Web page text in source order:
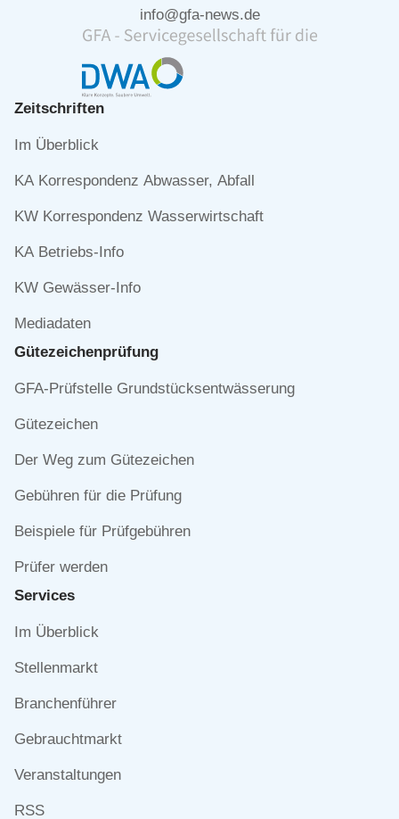
info@gfa-news.de
Zeitschriften
Navigation
Im Überblick
KA Korrespondenz Abwasser, Abfall
KW Korrespondenz Wasserwirtschaft
KA Betriebs-Info
KW Gewässer-Info
Mediadaten
Gütezeichen­prüfung
Navigation
GFA-Prüfstelle Grundstücksentwässerung
Gütezeichen
Der Weg zum Gütezeichen
Gebühren für die Prüfung
Beispiele für Prüfgebühren
Prüfer werden
Services
Navigation
Im Überblick
Stellenmarkt
Branchenführer
Gebrauchtmarkt
Veranstaltungen
RSS